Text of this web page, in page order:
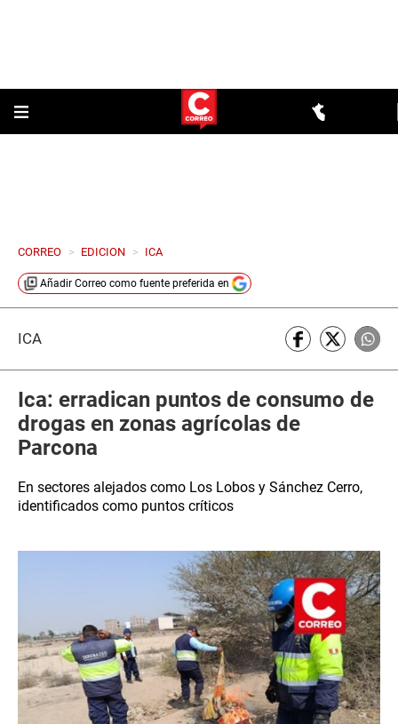
CORREO > EDICION > ICA
Añadir Correo como fuente preferida en
ICA
Ica: erradican puntos de consumo de
drogas en zonas agrícolas de
Parcona
En sectores alejados como Los Lobos y Sánchez Cerro,
identificados como puntos críticos